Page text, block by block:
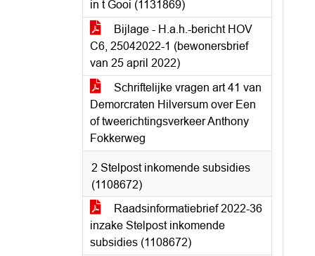
in t Gooi (1131869)
Bijlage - H.a.h.-bericht HOV
C6, 25042022-1 (bewonersbrief
van 25 april 2022)
Schriftelijke vragen art 41 van
Demorcraten Hilversum over Een
of tweerichtingsverkeer Anthony
Fokkerweg
2 Stelpost inkomende subsidies
(1108672)
Raadsinformatiebrief 2022-36
inzake Stelpost inkomende
subsidies (1108672)